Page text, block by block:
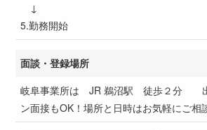
↓
5.勤務開始
面談・登録場所
岐阜事業所は JR 鵜沼駅 徒歩２分 出
ン面接もOK！場所と日時はお気軽にご相